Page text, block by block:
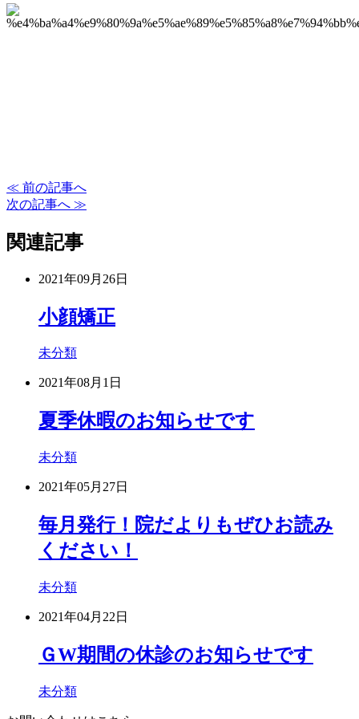
≪ 前の記事へ
次の記事へ ≫
関連記事
2021年09月26日
小顔矯正
未分類
2021年08月1日
夏季休暇のお知らせです
未分類
2021年05月27日
毎月発行！院だよりもぜひお読み
ください！
未分類
2021年04月22日
ＧW期間の休診のお知らせです
未分類